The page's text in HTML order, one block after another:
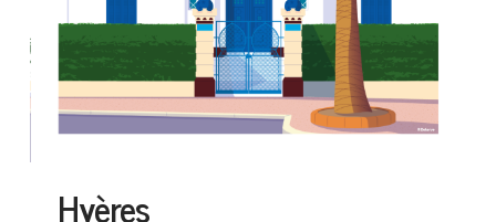
Hyères